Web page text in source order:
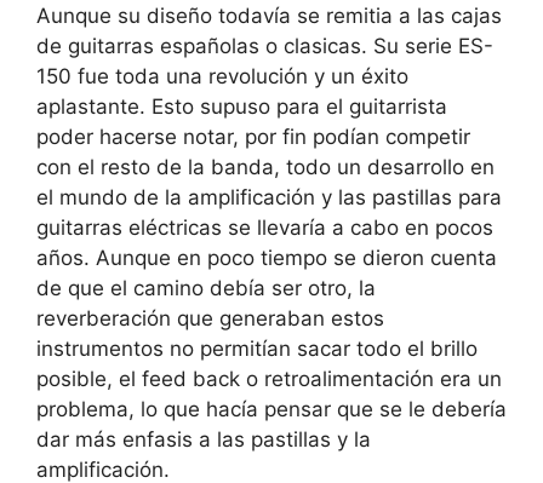
Aunque su diseño todavía se remitia a las cajas
de guitarras españolas o clasicas. Su serie ES-
150 fue toda una revolución y un éxito
aplastante. Esto supuso para el guitarrista
poder hacerse notar, por fin podían competir
con el resto de la banda, todo un desarrollo en
el mundo de la amplificación y las pastillas para
guitarras eléctricas se llevaría a cabo en pocos
años. Aunque en poco tiempo se dieron cuenta
de que el camino debía ser otro, la
reverberación que generaban estos
instrumentos no permitían sacar todo el brillo
posible, el feed back o retroalimentación era un
problema, lo que hacía pensar que se le debería
dar más enfasis a las pastillas y la
amplificación.